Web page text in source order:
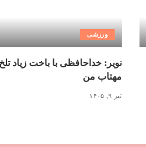
ورزشی
نویر: خداحافظی با باخت زیاد
مهتاب من
تیر ۹, ۱۴۰۵